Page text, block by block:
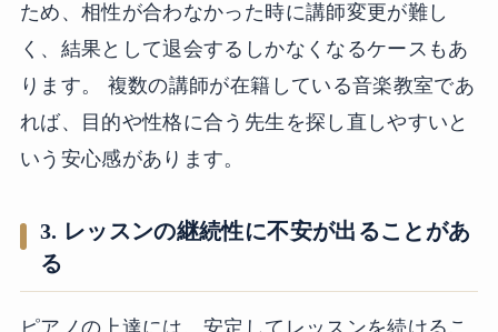
ため、相性が合わなかった時に講師変更が難し
く、結果として退会するしかなくなるケースもあ
ります。 複数の講師が在籍している音楽教室であ
れば、目的や性格に合う先生を探し直しやすいと
いう安心感があります。
3. レッスンの継続性に不安が出ることがあ
る